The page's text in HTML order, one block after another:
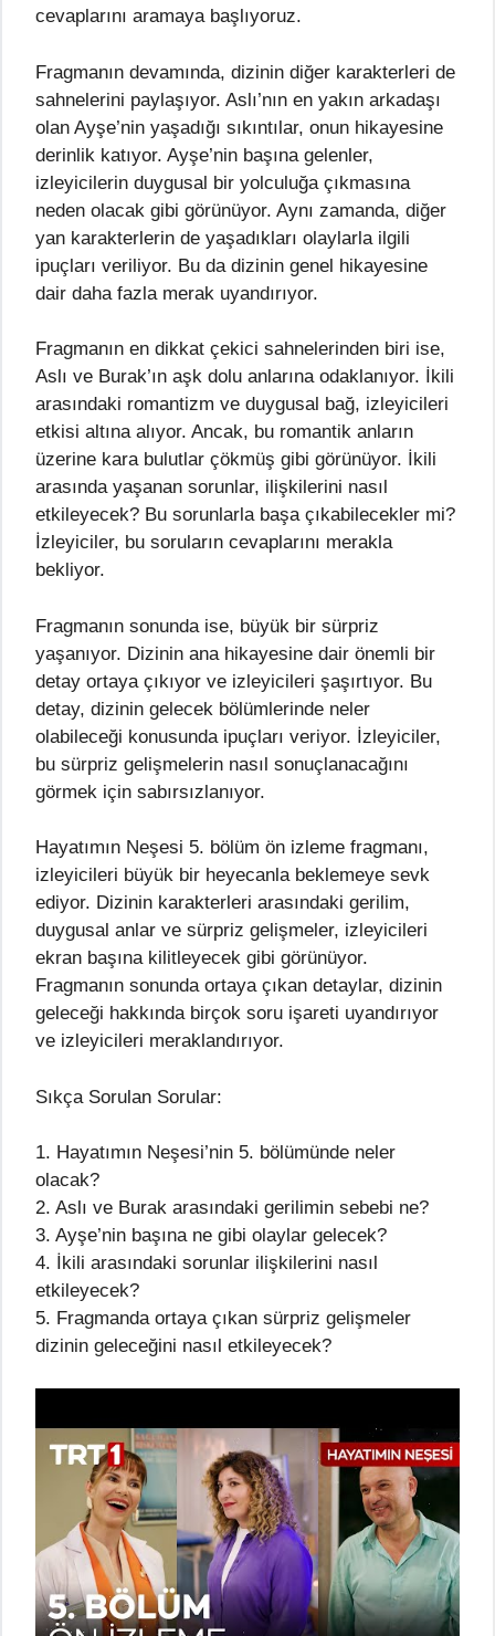
cevaplarını aramaya başlıyoruz.
Fragmanın devamında, dizinin diğer karakterleri de
sahnelerini paylaşıyor. Aslı’nın en yakın arkadaşı
olan Ayşe’nin yaşadığı sıkıntılar, onun hikayesine
derinlik katıyor. Ayşe’nin başına gelenler,
izleyicilerin duygusal bir yolculuğa çıkmasına
neden olacak gibi görünüyor. Aynı zamanda, diğer
yan karakterlerin de yaşadıkları olaylarla ilgili
ipuçları veriliyor. Bu da dizinin genel hikayesine
dair daha fazla merak uyandırıyor.
Fragmanın en dikkat çekici sahnelerinden biri ise,
Aslı ve Burak’ın aşk dolu anlarına odaklanıyor. İkili
arasındaki romantizm ve duygusal bağ, izleyicileri
etkisi altına alıyor. Ancak, bu romantik anların
üzerine kara bulutlar çökmüş gibi görünüyor. İkili
arasında yaşanan sorunlar, ilişkilerini nasıl
etkileyecek? Bu sorunlarla başa çıkabilecekler mi?
İzleyiciler, bu soruların cevaplarını merakla
bekliyor.
Fragmanın sonunda ise, büyük bir sürpriz
yaşanıyor. Dizinin ana hikayesine dair önemli bir
detay ortaya çıkıyor ve izleyicileri şaşırtıyor. Bu
detay, dizinin gelecek bölümlerinde neler
olabileceği konusunda ipuçları veriyor. İzleyiciler,
bu sürpriz gelişmelerin nasıl sonuçlanacağını
görmek için sabırsızlanıyor.
Hayatımın Neşesi 5. bölüm ön izleme fragmanı,
izleyicileri büyük bir heyecanla beklemeye sevk
ediyor. Dizinin karakterleri arasındaki gerilim,
duygusal anlar ve sürpriz gelişmeler, izleyicileri
ekran başına kilitleyecek gibi görünüyor.
Fragmanın sonunda ortaya çıkan detaylar, dizinin
geleceği hakkında birçok soru işareti uyandırıyor
ve izleyicileri meraklandırıyor.
Sıkça Sorulan Sorular:
1. Hayatımın Neşesi’nin 5. bölümünde neler
olacak?
2. Aslı ve Burak arasındaki gerilimin sebebi ne?
3. Ayşe’nin başına ne gibi olaylar gelecek?
4. İkili arasındaki sorunlar ilişkilerini nasıl
etkileyecek?
5. Fragmanda ortaya çıkan sürpriz gelişmeler
dizinin geleceğini nasıl etkileyecek?